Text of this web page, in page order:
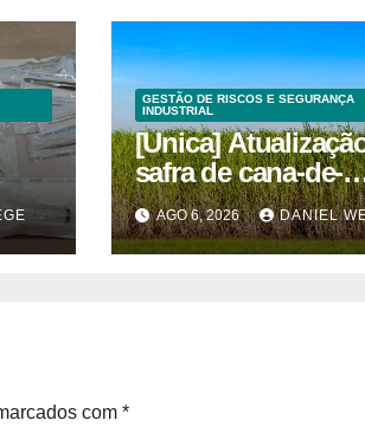
GESTÃO DE RISCOS E SEGURANÇA
INDUSTRIAL
[Unica]
safra de cana-de-
açúcar 2026/27 –
quinzenas de
AGO 6, 2026 DANIEL
com *